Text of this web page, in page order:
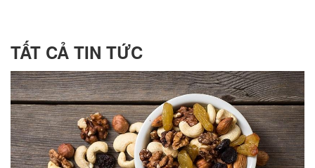
TẤT CẢ TIN TỨC